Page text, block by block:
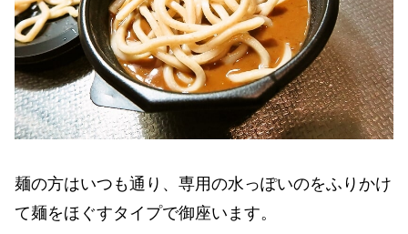
麺の方はいつも通り、専用の水っぽいのをふりかけ
て麺をほぐすタイプで御座います。